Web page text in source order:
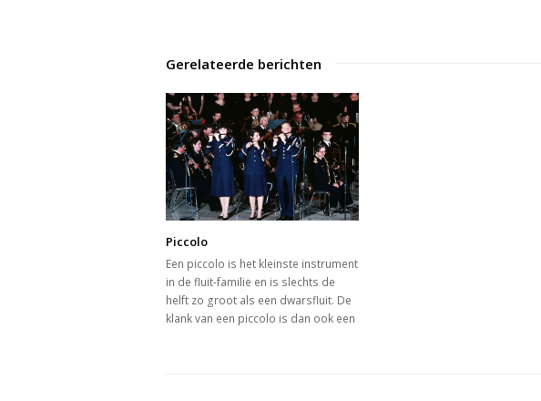
Gerelateerde berichten
Piccolo
Een piccolo is het kleinste instrument
in de fluit-familie en is slechts de
helft zo groot als een dwarsfluit. De
klank van een piccolo is dan ook een